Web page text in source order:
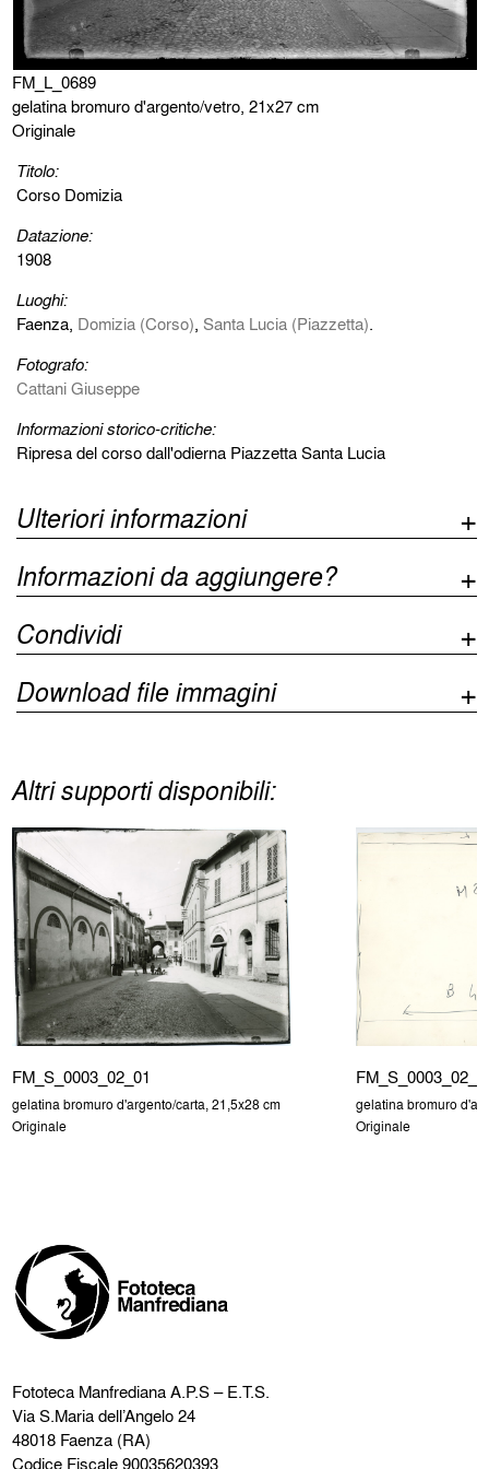
FM_L_0689
gelatina bromuro d'argento/vetro, 21x27 cm
Originale
Titolo:
Corso Domizia
Datazione:
1908
Luoghi:
Faenza, Domizia (Corso), Santa Lucia (Piazzetta).
Fotografo:
Cattani Giuseppe
Informazioni storico-critiche:
Ripresa del corso dall'odierna Piazzetta Santa Lucia
Ulteriori informazioni
Informazioni da aggiungere?
Condividi
Download file immagini
Altri supporti disponibili:
FM_S_0003_02_01
gelatina bromuro d'argento/carta, 21,5x28 cm
Originale
gelatina bromuro
Originale
Fototeca ManfredianaA.P.S – E.T.S.
Via S.Maria dell’Angelo 24
48018 Faenza (RA)
Codice Fiscale 90035620393